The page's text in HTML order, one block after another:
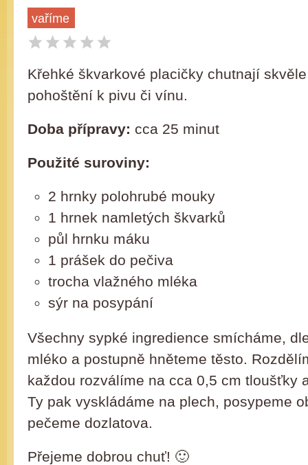
vaříme
Křehké škvarkové placičky chutnají
pohoštění k pivu či vínu.
Doba přípravy: cca 25 minut
Použité suroviny:
2 hrnky polohrubé mouky
1 hrnek namletých škvarků
půl hrnku máku
1 prášek do pečiva
trocha vlažného mléka
sýr na posypání
Všechny sypké ingredience smícháme,
mléko a postupně hněteme těsto.
každou rozválíme na cca 0,5 cm tloušťky
Ty pak vyskládáme na plech, posypeme
pečeme dozlatova.
Přejeme dobrou chuť! 🙂